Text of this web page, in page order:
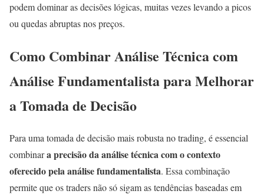
podem dominar as decisões lógicas, muitas vezes levando a picos
ou quedas abruptas nos preços.
Como Combinar Análise Técnica com
Análise Fundamentalista para Melhorar
a Tomada de Decisão
Para uma tomada de decisão mais robusta no trading, é essencial
combinara precisão da análise técnica com o contexto
oferecido pela análise fundamentalista. Essa combinação
permite que os traders não só sigam as tendências baseadas em